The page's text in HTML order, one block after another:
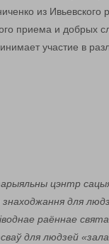
из Ивьевского
приема и добрых
участие в
цэнтр
для
раённае
для людзей